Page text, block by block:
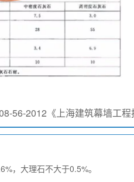
56-2012《上海建筑幕墙工
，大理石不大于0.5%。